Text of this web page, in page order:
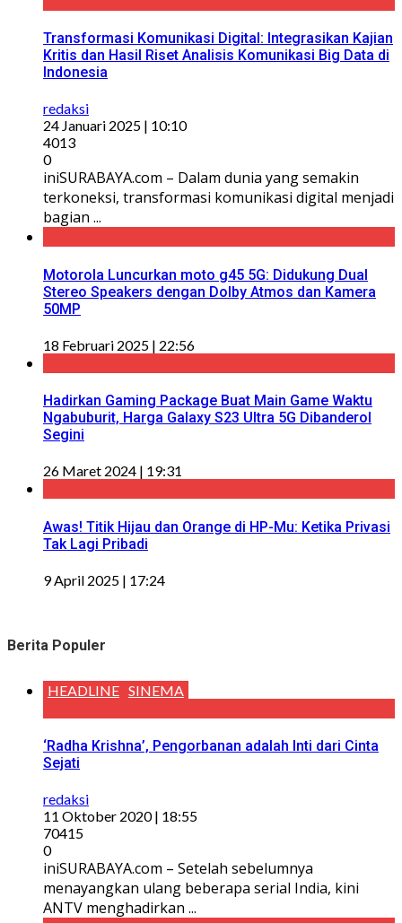
Transformasi Komunikasi Digital: Integrasikan Kajian
Kritis dan Hasil Riset Analisis Komunikasi Big Data di
Indonesia
redaksi
24 Januari 2025 | 10:10
4013
0
iniSURABAYA.com – Dalam dunia yang semakin
terkoneksi, transformasi komunikasi digital menjadi
bagian ...
Motorola Luncurkan moto g45 5G: Didukung Dual
Stereo Speakers dengan Dolby Atmos dan Kamera
50MP
18 Februari 2025 | 22:56
Hadirkan Gaming Package Buat Main Game Waktu
Ngabuburit, Harga Galaxy S23 Ultra 5G Dibanderol
Segini
26 Maret 2024 | 19:31
Awas! Titik Hijau dan Orange di HP-Mu: Ketika Privasi
Tak Lagi Pribadi
9 April 2025 | 17:24
Berita Populer
HEADLINE SINEMA
‘Radha Krishna’, Pengorbanan adalah Inti dari Cinta
Sejati
redaksi
11 Oktober 2020 | 18:55
70415
0
iniSURABAYA.com – Setelah sebelumnya
menayangkan ulang beberapa serial India, kini
ANTV menghadirkan ...